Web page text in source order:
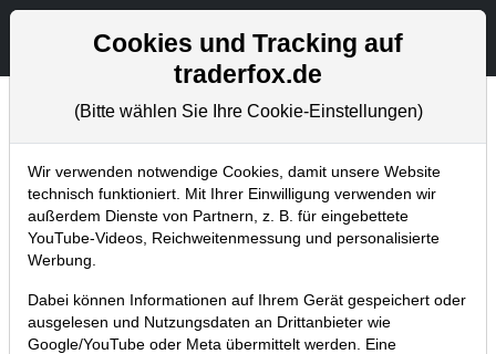
Aktien- und Artikelsuche
Chartanalysen
Home Blog Chartanalysen
Lufthansa überzeugt mit Value und
Momentum – Ausbruch auf neues
10-Jahreshoch
05.07.2017 um 14:49 Uhr | T. Reich
Cookies und Tracking auf
traderfox.de
(Bitte wählen Sie Ihre Cookie-Einstellungen)
Wir verwenden notwendige Cookies, damit unsere Website
technisch funktioniert. Mit Ihrer Einwilligung verwenden wir
außerdem Dienste von Partnern, z. B. für eingebettete
YouTube-Videos, Reichweitenmessung und personalisierte
Werbung.
Dabei können Informationen auf Ihrem Gerät gespeichert oder
ausgelesen und Nutzungsdaten an Drittanbieter wie
Google/YouTube oder Meta übermittelt werden. Eine